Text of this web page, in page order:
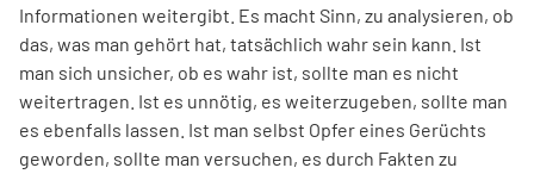
Informationen weitergibt. Es macht Sinn, zu analysieren, ob
das, was man gehört hat, tatsächlich wahr sein kann. Ist
man sich unsicher, ob es wahr ist, sollte man es nicht
weitertragen. Ist es unnötig, es weiterzugeben, sollte man
es ebenfalls lassen. Ist man selbst Opfer eines Gerüchts
geworden, sollte man versuchen, es durch Fakten zu